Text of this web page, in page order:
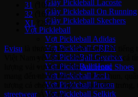
Giày Pickleball Lacoste
Giày Pickleball On Running
Giày Pickleball Skechers
Vợt Pickleball
Vợt Pickleball Adidas
Vợt Pickleball CRBN
Vợt PickleBall Gearbox
Vợt PickleBall Head
Vợt Pickleball Joola
Vợt Pickleball Proton
Vợt Pickleball Selkirk
31
(10)
32
(16)
XL
(28)
Evisu là thương hiệu thời trang nổi tiếng
Việt Nam yêu thích nhờ phong cách cá
lượng vải vượt trội. TạiAuthentic Shoes
mang đến nhiều lựa chọn từ áo thun,
tượng cá chép và logo seagull đặc trưng,
streetwearÁ Đông.